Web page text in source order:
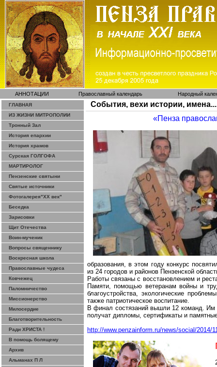
АННОТАЦИИ Православный календарь Народный
ГЛАВНАЯ
ИЗ ЖИЗНИ МИТРОПОЛИИ
Тронный Зал
История епархии
История храмов
Сурская ГОЛГОФА
МАРТИРОЛОГ
Пензенские святыни
Святые источники
Фотогалерея"ХХ век"
Беседка
Зарисовки
Щит Отечества
Воин-мученик
Вопросы священнику
Воскресная школа
Православные чудеса
Ковчежец
Паломничество
Миссионерство
Милосердие
Благотворительность
Ради ХРИСТА !
В помощь болящему
Архив
Альманах П Л
События, вехи истории, имена...
«Пенза
образования, в этом году конкурс
из 24 городов и районов Пензенской
Работы связаны с восстановлением и
Памяти, помощью ветеранам войны и
благоустройства, экологические
также патриотическое воспитание.
В финал состязаний вышли 12 команд. Им
получат дипломы, сертификаты и
http://www.penzainform.ru/news/social/2014/